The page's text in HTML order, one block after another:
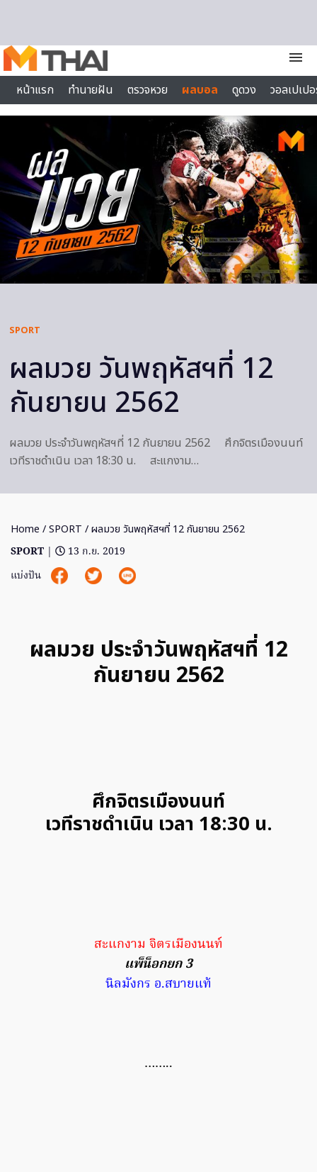
menu
หน้าแรก
ทำนายฝัน ตรวจหวย ผลบอล ดูดวง
วอลเปเป
ไลฟ์สไตล์
SPORT
ผลมวย วันพฤหัสฯที่ 12
กันยายน 2562
ผลมวย ประจำวันพฤหัสฯที่ 12 กันยายน 2562 ศึกจิตรเมืองนนท์
เวทีราชดำเนิน เวลา 18:30 น. สะแกงาม…
Home /SPORT / ผลมวย วันพฤหัสฯที่ 12 กันยายน 2562
SPORT |
13 ก.ย. 2019
แบ่งปัน
ผลมวย ประจำวันพฤหัสฯที่ 12
กันยายน 2562
ศึกจิตรเมืองนนท์
เวทีราชดำเนิน เวลา 18:30 น.
สะแกงาม จิตรเมืองนนท์
แพ็น็อกยก 3
นิลมังกร อ.สบายแท้
……..